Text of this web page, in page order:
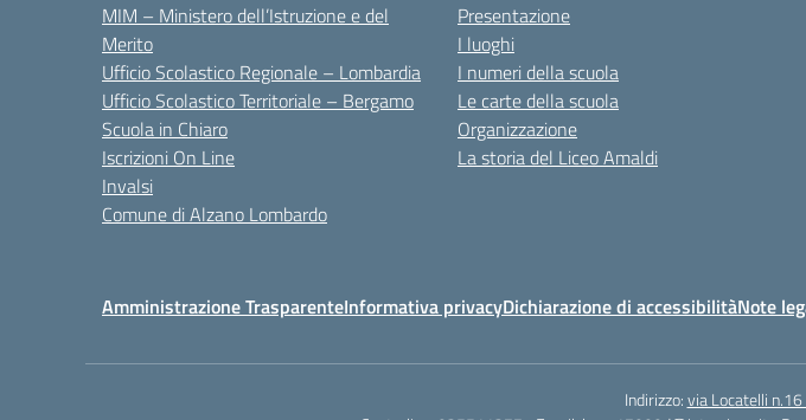
MIM – Ministero dell’Istruzione e del
Merito
Ufficio Scolastico Regionale – Lombardia
Ufficio Scolastico Territoriale – Bergamo
Scuola in Chiaro
Iscrizioni On Line
Invalsi
Comune di Alzano Lombardo
Presentazione
I luoghi
I numeri della scuola
Le carte della scuola
Organizzazione
La storia del Liceo Amaldi
Amministrazione TrasparenteInformativa privacyDichiarazione di accessibilitàNote
Indirizzo:via Locatelli